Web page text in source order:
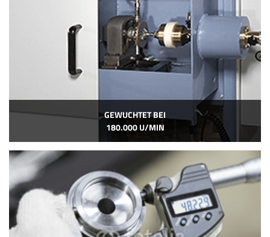
GEWUCHTET BEI
180.000 U/MIN